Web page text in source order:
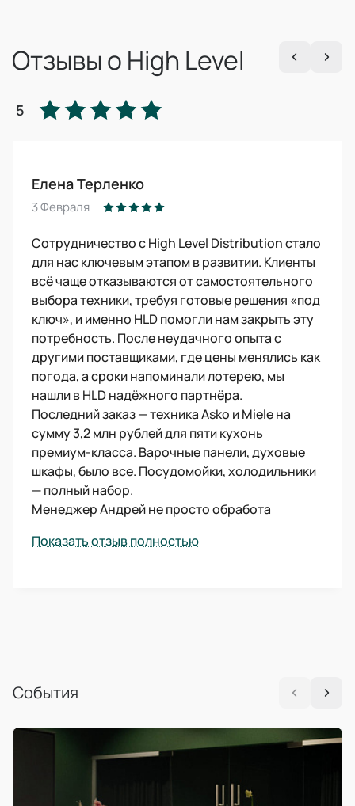
Отзывы о High Level
5
Елена Терленко
3 Февраля
Сотрудничество с High Level Distribution стало
для нас ключевым этапом в развитии. Клиенты
всё чаще отказываются от самостоятельного
выбора техники, требуя готовые решения «под
ключ», и именно HLD помогли нам закрыть эту
потребность. После неудачного опыта с
другими поставщиками, где цены менялись как
погода, а сроки напоминали лотерею, мы
нашли в HLD надёжного партнёра.
Последний заказ — техника Asko и Miele на
сумму 3,2 млн рублей для пяти кухонь
премиум-класса. Варочные панели, духовые
шкафы, было все. Посудомойки, холодильники
— полный набор.
Менеджер Андрей не просто обработа
Показать отзыв полностью
События